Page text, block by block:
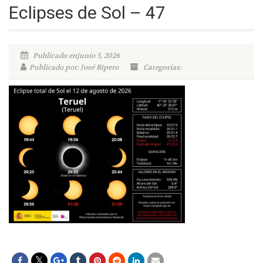
Eclipses de Sol – 47
Publicado enjunio 5, 2026
Publicado por: José Ripero
Categorías: